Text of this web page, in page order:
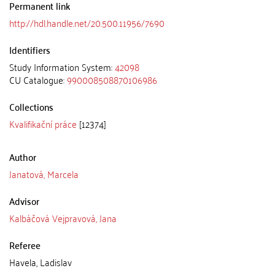
Permanent link
http://hdl.handle.net/20.500.11956/7690
Identifiers
Study Information System:42098
CU Catalogue:990008508870106986
Collections
Kvalifikační práce [12374]
Author
Janatová, Marcela
Advisor
Kalbáčová Vejpravová, Jana
Referee
Havela, Ladislav